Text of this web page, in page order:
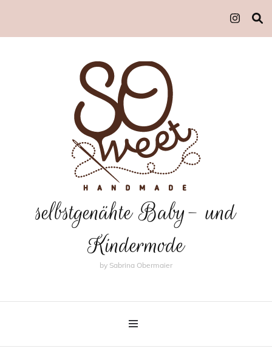
selbstgenähte Baby- und
Kindermode
by Sabrina Obermaier